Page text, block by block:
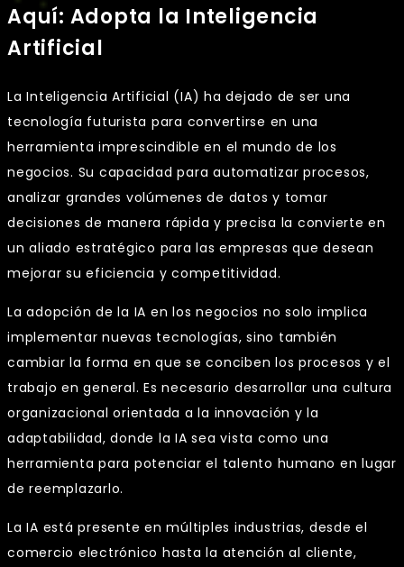
Aquí: Adopta la Inteligencia
Artificial
La Inteligencia Artificial (IA) ha dejado de ser una
tecnología futurista para convertirse en una
herramienta imprescindible en el mundo de los
negocios. Su capacidad para automatizar procesos,
analizar grandes volúmenes de datos y tomar
decisiones de manera rápida y precisa la convierte en
un aliado estratégico para las empresas que desean
mejorar su eficiencia y competitividad.
La adopción de la IA en los negocios no solo implica
implementar nuevas tecnologías, sino también
cambiar la forma en que se conciben los procesos y el
trabajo en general. Es necesario desarrollar una cultura
organizacional orientada a la innovación y la
adaptabilidad, donde la IA sea vista como una
herramienta para potenciar el talento humano en lugar
de reemplazarlo.
La IA está presente en múltiples industrias, desde el
comercio electrónico hasta la atención al cliente,